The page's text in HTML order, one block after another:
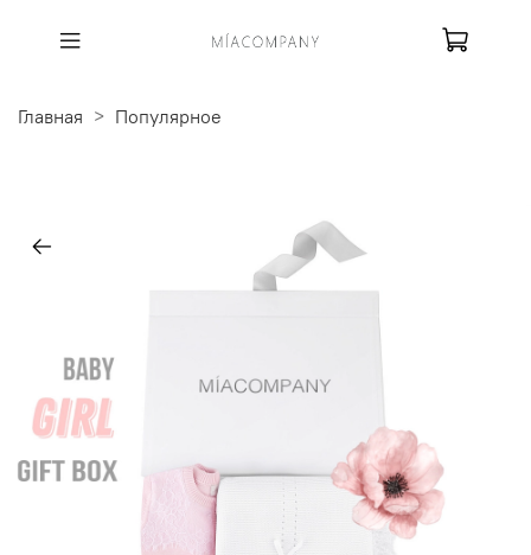
Главная Популярное